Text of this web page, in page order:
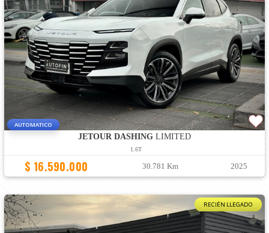
AUTOMATICO
JETOUR DASHINGLIMITED
1.6T
$ 16.590.000 30.781 Km 2025
RECIÉN LLEGADO